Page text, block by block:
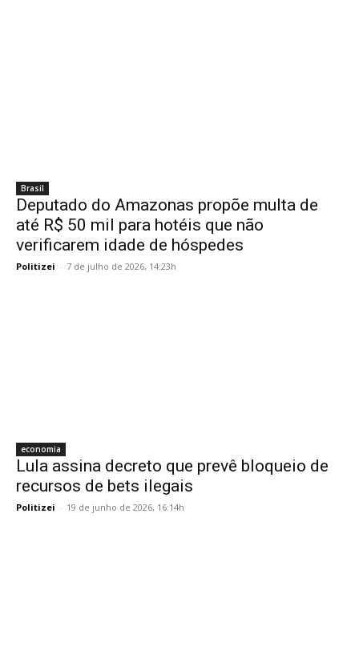
Brasil
Deputado do Amazonas propõe multa de
até R$ 50 mil para hotéis que não
verificarem idade de hóspedes
Politizei - 7 de julho de 2026, 14:23h
economia
Lula assina decreto que prevê bloqueio de
recursos de bets ilegais
Politizei - 19 de junho de 2026, 16:14h